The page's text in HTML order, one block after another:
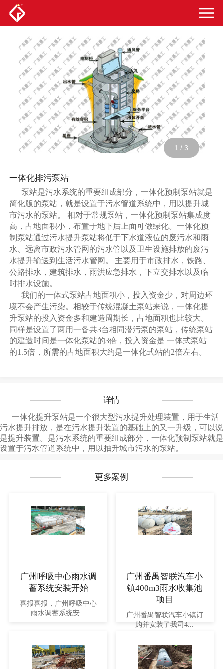
1 / 3
一体化排污泵站
泵站是污水系统的重要组成部分，一体化预制泵站就是
简化版的泵站，就是设置于污水管道系统中，用以提升城
市污水的泵站。 相对于常规泵站，一体化预制泵站集成度
高，占地面积小，布置于地下后上面可做绿化。一体化预
制泵站通过污水提升泵站将低于下水道液位的废污水和雨
水、远离市政污水管网的污水管以及卫生设施排放的废污
水提升输送到生活污水管网。 主要用于市政排水，铁路、
公路排水，建筑排水，雨洪应急排水，下立交排水以及临
时排水设施。
我们的一体式泵站占地面积小，投入资金少，对周边环
境不会产生污染。相较于传统混凝土泵站来说，一体化提
升泵站的投入资金多和建造周期长，占地面积也比较大。
同样是设置了两用一备共3台相同潜污泵的泵站，传统泵站
的建造时间是一体化泵站的3倍，投入资金是 一体式泵站
的1.5倍，所需的占地面积大约是一体化式站的2倍左右。
详情
一体化提升泵站是一个很大型污水提升处理装置，用于生活
污水提升排放，是在污水提升装置的基础上的又一升级，可以说
是提升装置。是污水系统的重要组成部分，一体化预制泵站就是
设置于污水管道系统中，用以抽升城市污水的泵站。
更多案例
广州呼吸中心雨水调
蓄系统安装开始
喜报喜报，广州呼吸中心
雨水调蓄系统安...
广州番禺智联汽车小
镇400m3雨水收集池
项目
广州番禺智联汽车小镇订
购并安装了我司4...